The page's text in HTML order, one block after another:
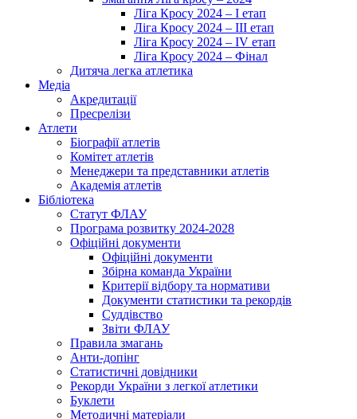
Ліга Кросу 2024 – I етап
Ліга Кросу 2024 – III етап
Ліга Кросу 2024 – IV етап
Ліга Кросу 2024 – Фінал
Дитяча легка атлетика
Медіа
Акредитації
Пресрелізи
Атлети
Біографії атлетів
Комітет атлетів
Менеджери та представники атлетів
Академія атлетів
Бібліотека
Статут ФЛАУ
Програма розвитку 2024-2028
Офіційні документи
Офіційні документи
Збірна команда України
Критерії відбору та нормативи
Документи статистики та рекордів
Суддівство
Звіти ФЛАУ
Правила змагань
Анти-допінг
Статистичні довідники
Рекорди України з легкої атлетики
Буклети
Методичні матеріали